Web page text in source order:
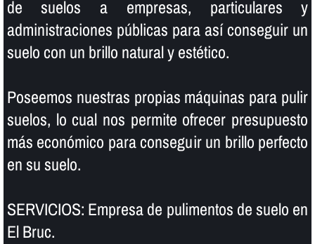
de suelos a empresas, particulares y
administraciones públicas para así­ conseguir un
suelo con un brillo natural y estético.
Poseemos nuestras propias máquinas para pulir
suelos, lo cual nos permite ofrecer presupuesto
más económico para conseguir un brillo perfecto
en su suelo.
SERVICIOS: Empresa de pulimentos de suelo en
El Bruc.